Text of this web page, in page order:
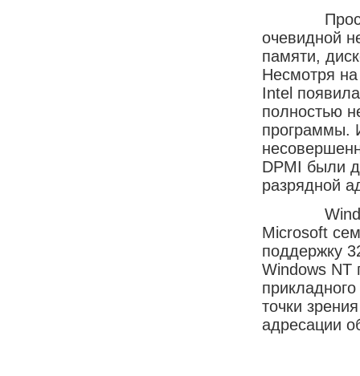
Простой
очевидной
памяти,
Несмотря
Intel
полностью
программы.
DPMI были
разрядной
Windows
Microsoft
поддержку
Windows NT
точки
адресации